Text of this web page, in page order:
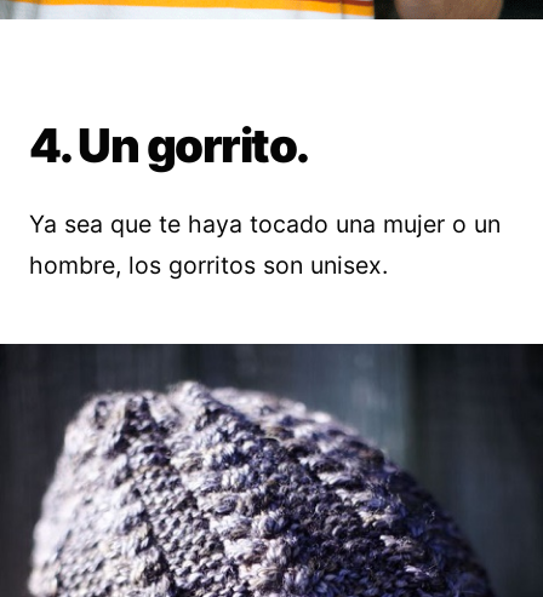
4. Un gorrito.
Ya sea que te haya tocado una mujer o un
hombre, los gorritos son unisex.